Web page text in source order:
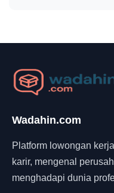
Wadahin.com
Platform lowongan
karir, mengenal
menghadapi dunia